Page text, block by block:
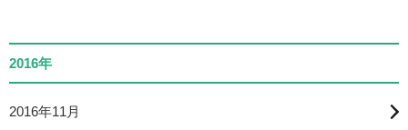
2016年
2016年11月